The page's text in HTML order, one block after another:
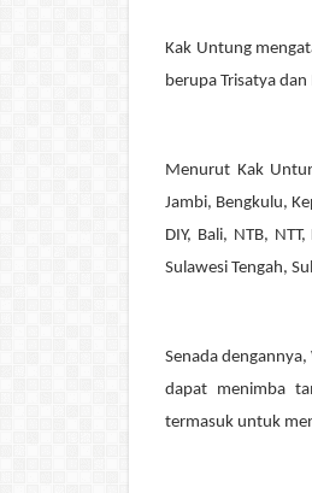
Kak Untung
berupa Trisatya
Menurut Kak
Jambi, Bengkulu,
DIY, Bali, NTB,
Sulawesi Tengah,
Senada
dapat menimba
termasuk untuk